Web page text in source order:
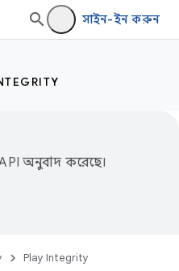
সাইন-ইন করুন
অনুবাদ করেছে।
Play Integrity